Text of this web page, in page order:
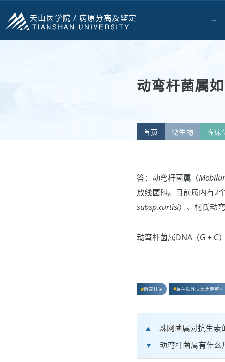
天山医学院 / 病原分离及鉴定 三
动弯杆菌属
首页 微生物 临床
答：动弯杆菌属（
放线菌科。目前属内有2
subsp.curtisi）、柯氏动
动弯杆菌属DNA（G + C
动弯杆菌 革兰阳性厌氧无芽胞杆
蛛网菌属对抗生素
动弯杆菌属有什么